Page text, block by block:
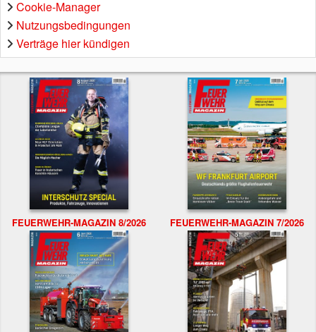
Cookie-Manager
Nutzungsbedingungen
Verträge hier kündigen
FEUERWEHR-MAGAZIN 8/2026 FEUERWEHR-MAGAZIN 7/2026